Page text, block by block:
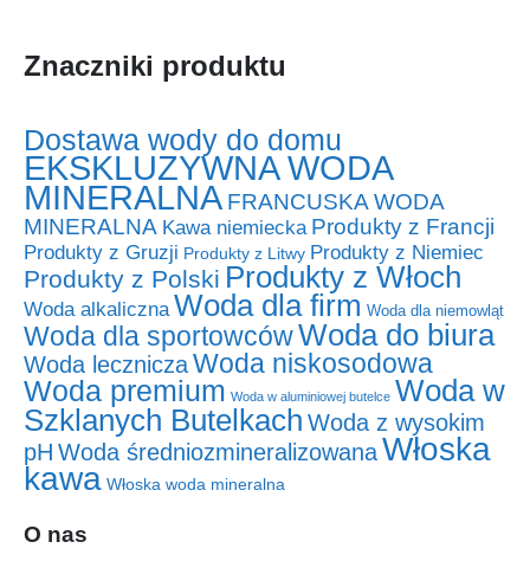
Znaczniki produktu
Dostawa wody do domu
EKSKLUZYWNA WODA
MINERALNA FRANCUSKA WODA
MINERALNA Kawa niemiecka Produkty z Francji
Produkty z Gruzji Produkty z Litwy Produkty z Niemiec
Produkty z Polski Produkty z Włoch
Woda alkaliczna Woda dla firm Woda dla niemowląt
Woda dla sportowcówWoda do biura
Woda leczniczaWoda niskosodowa
Woda premium Woda w aluminiowej butelce Woda w
Szklanych Butelkach Woda z wysokim
pH Woda średniozmineralizowanaWłoska
kawa Włoska woda mineralna
O nas